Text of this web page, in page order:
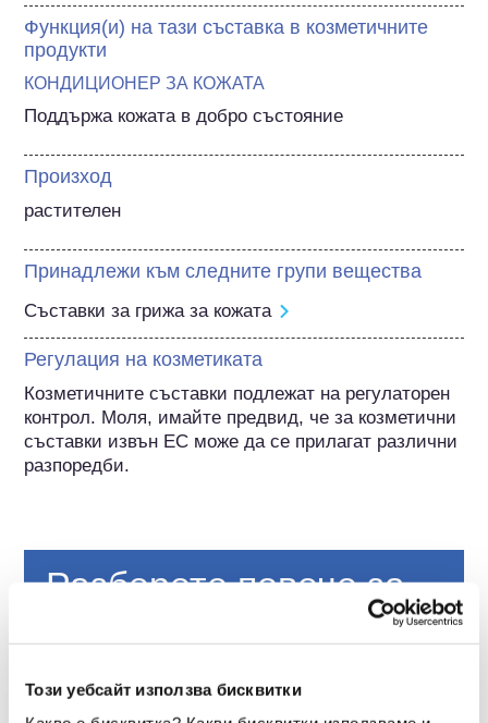
Този уебсайт използва бисквитки
Функция(и) на тази съставка в козметичните
продукти
КОНДИЦИОНЕР ЗА КОЖАТА
Поддържа кожата в добро състояние
Произход
растителен
Принадлежи към следните групи вещества
Съставки за грижа за кожата
Регулация на козметиката
Козметичните съставки подлежат на регулаторен
контрол. Моля, имайте предвид, че за козметични
съставки извън ЕС може да се прилагат различни
разпоредби.
Разберете повече за
Как се осигурява безопасността на
козметиката в Европа?